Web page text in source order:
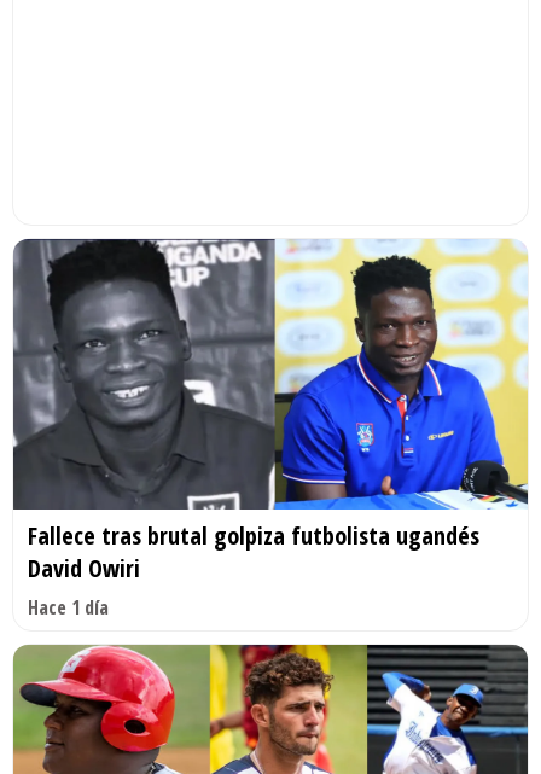
Fallece tras brutal golpiza futbolista ugandés
David Owiri
Hace 1 día